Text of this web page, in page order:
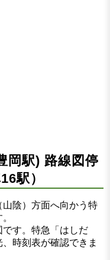
岡駅) 路線図停
駅）
陰）方面へ向かう特
す。特急「はしだ
時刻表が確認できま